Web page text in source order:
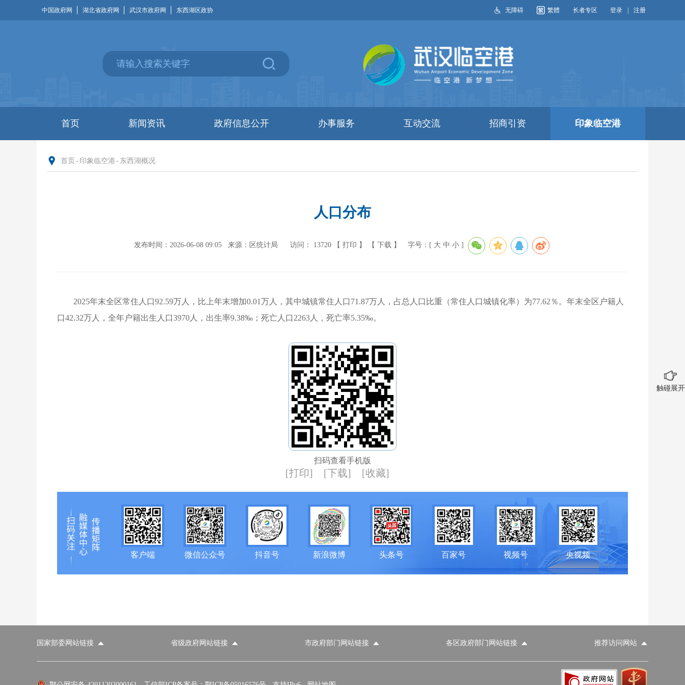
中国政府网 湖北省政府网 武汉市政府网 东西湖区政协 无障碍 繁體 长者专区 登录 注册
首页 新闻资讯 政府信息公开 办事服务 互动交流 招商引资 印象临空港
首页 - 印象临空港 - 东西湖概况
人口分布
发布时间：2026-06-08 09:05 来源：区统计局 访问： 13720 【 打印 】 【 下载 】 字号：[ 大 中 小]
2025年末全区常住人口92.59万人，比上年末增加0.01万人，其中城镇常住人口71.87万人，占总人口比重（常住人口城镇化率）为77.62％。年末全区户籍人
口42.32万人，全年户籍出生人口3970人，出生率9.38‰；死亡人口2263人，死亡率5.35‰。
扫码查看手机版
[打印] [下载] [收藏]
客户端 微信公众号 抖音号 新浪微博 头条号 百家号 视频号 央视频
国家部委网站链接 省级政府网站链接 市政府部门网站链接 各区政府部门网站链接 推荐访问网站
国家部委网站 省级政府网站 市政府部门网站 各区政府部门网站 推荐访问网站
触碰展开